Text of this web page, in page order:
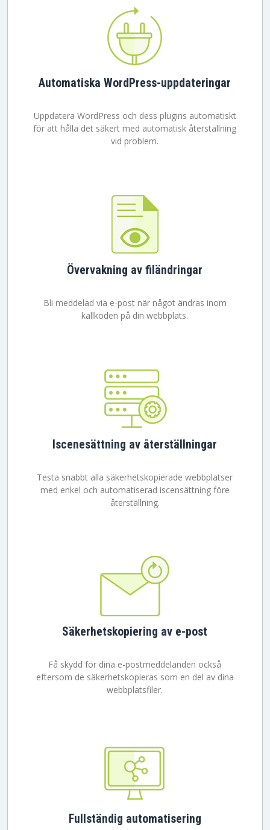
Automatiska WordPress-uppdateringar
Uppdatera WordPress och dess plugins automatiskt
för att hålla det säkert med automatisk återställning
vid problem.
Övervakning av filändringar
Bli meddelad via e-post när något ändras inom
källkoden på din webbplats.
Iscenesättning av återställningar
Testa snabbt alla säkerhetskopierade webbplatser
med enkel och automatiserad iscensättning före
återställning.
Säkerhetskopiering av e-post
Få skydd för dina e-postmeddelanden också
eftersom de säkerhetskopieras som en del av dina
webbplatsfiler.
Fullständig automatisering